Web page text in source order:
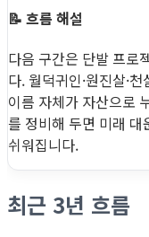
📝 흐름 해설
다음 구간은 단발 프로
다. 월덕귀인·원진살·
이름 자체가 자산으로
를 정비해 두면 미래
쉬워집니다.
최근 3년 흐름